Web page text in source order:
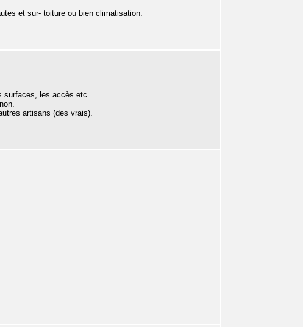
et sur- toiture ou bien climatisation.
les accès etc...
artisans (des vrais).